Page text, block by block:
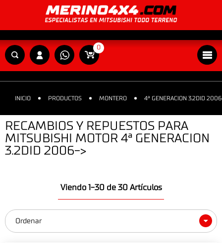
0
INICIO PRODUCTOS MONTERO 4ª GENERACION 3.2DID
RECAMBIOS Y REPUESTOS PARA
MITSUBISHI MOTOR 4ª GENERACION
3.2DID 2006->
Viendo 1-30 de 30 Artículos
Ordenar